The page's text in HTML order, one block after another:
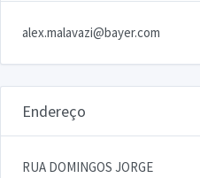
alex.malavazi@bayer.com
Endereço
RUA DOMINGOS JORGE